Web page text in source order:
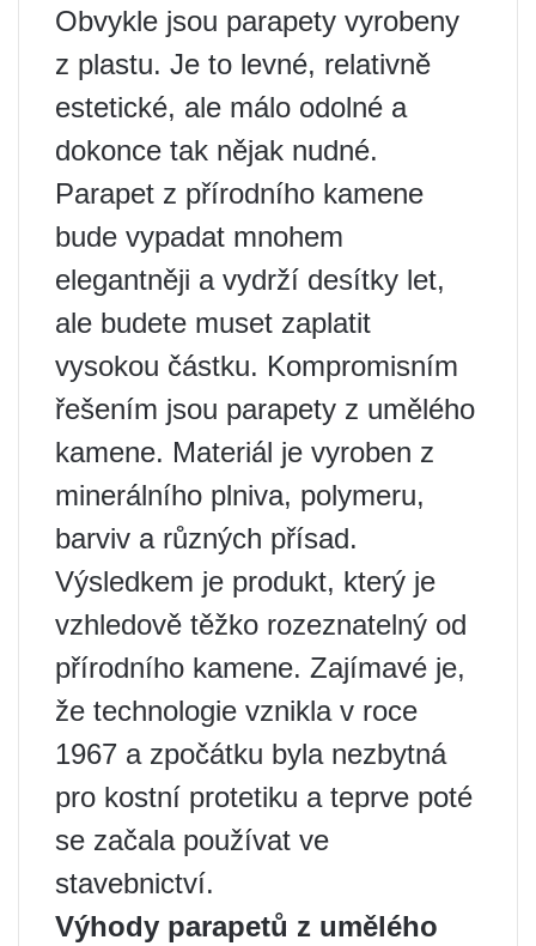
Obvykle jsou parapety vyrobeny
z plastu. Je to levné, relativně
estetické, ale málo odolné a
dokonce tak nějak nudné.
Parapet z přírodního kamene
bude vypadat mnohem
elegantněji a vydrží desítky let,
ale budete muset zaplatit
vysokou částku. Kompromisním
řešením jsou parapety z umělého
kamene. Materiál je vyroben z
minerálního plniva, polymeru,
barviv a různých přísad.
Výsledkem je produkt, který je
vzhledově těžko rozeznatelný od
přírodního kamene. Zajímavé je,
že technologie vznikla v roce
1967 a zpočátku byla nezbytná
pro kostní protetiku a teprve poté
se začala používat ve
stavebnictví.
Výhody parapetů z umělého